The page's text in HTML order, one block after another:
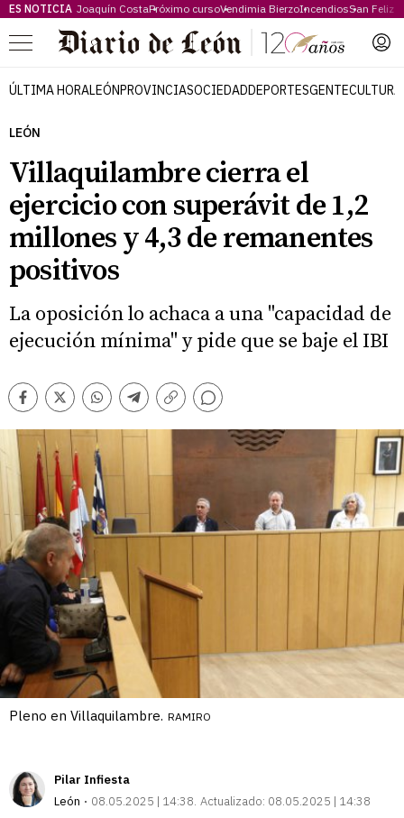
ES NOTICIA Joaquín CostaPróximo cursoVendimia BierzoIncendiosSan Feliz
Menú
ÚLTIMA HORALEÓNPROVINCIASOCIEDADDEPORTESGENTECULTURA
LEÓN
Villaquilambre cierra el
ejercicio con superávit de 1,2
millones y 4,3 de remanentes
positivos
La oposición lo achaca a una "capacidad de
ejecución mínima" y pide que se baje el IBI
Facebook
TwitterWhatsappTelegram
Copiar
Comentarios
Pleno en Villaquilambre. RAMIRO
Pilar Infiesta
León
08.05.2025 | 14:38 Actualizado: 08.05.2025 | 14:38